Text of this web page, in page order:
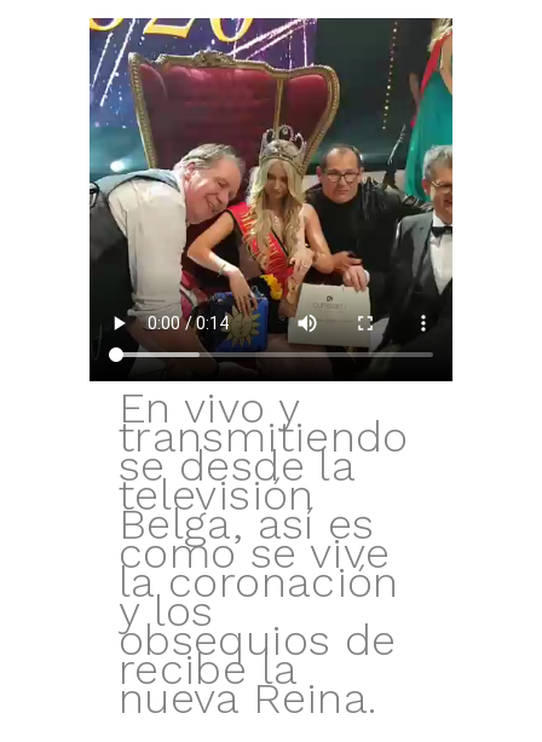
En vivo y
transmitiendo
se desde la
televisión
Belga, así es
como se vive
la coronación
y los
obsequios de
recibe la
nueva Reina.